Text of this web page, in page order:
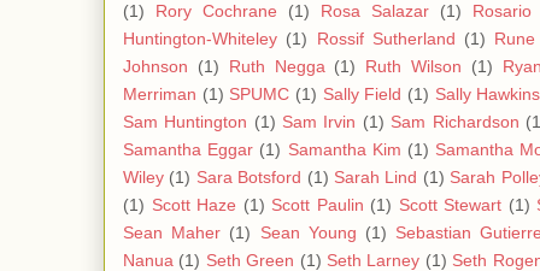
(1)
Rory Cochrane (1) Rosa Salazar (1)
Rosario
Huntington-Whiteley (1) Rossif Sutherland (1)
Johnson
(1) Ruth Negga (1) Ruth Wilson (1)
Merriman (1) SPUMC (1) Sally Field (1) Sally Hawkins
Sam Huntington (1) Sam Irvin (1) Sam Richardson
Samantha Eggar (1) Samantha Kim (1) Samantha
Wiley (1) Sara Botsford (1) Sarah Lind (1) Sarah
(1) Scott Haze (1) Scott Paulin (1) Scott Stewart (1)
Sean Maher (1) Sean Young (1) Sebastian
Nanua (1) Seth Green (1) Seth Larney (1) Seth